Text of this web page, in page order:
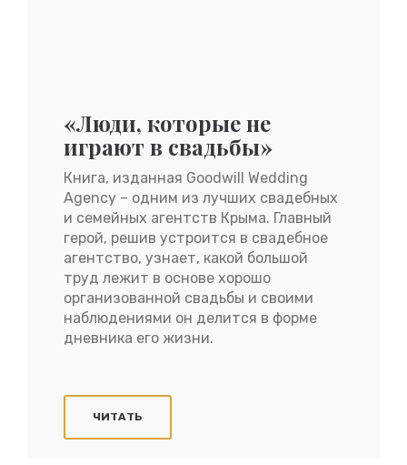
«Люди, которые не
играют в свадьбы»
Книга, изданная Goodwill Wedding
Agency – одним из лучших свадебных
и семейных агентств Крыма. Главный
герой, решив устроится в свадебное
агентство, узнает, какой большой
труд лежит в основе хорошо
организованной свадьбы и своими
наблюдениями он делится в форме
дневника его жизни.
ЧИТАТЬ